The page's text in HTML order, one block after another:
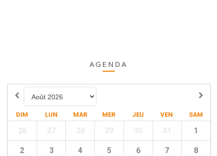
AGENDA
DIM LUN MAR MER JEU VEN SAM
1
2 3 4 5 6 7 8